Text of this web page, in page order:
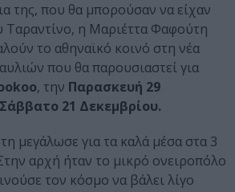
της, που θα μπορούσαν να είχαν
Ταραντίνο, η Μαριέττα Φαφούτη
το αθηναϊκό κοινό στη νέα
που θα παρουσιαστεί για
, την Παρασκευή 29
Σάββατο 21 Δεκεμβρίου.
μεγάλωσε για τα καλά μέσα στα 3
αρχή ήταν το μικρό ονειροπόλο
τον κόσμο να βάλει λίγο